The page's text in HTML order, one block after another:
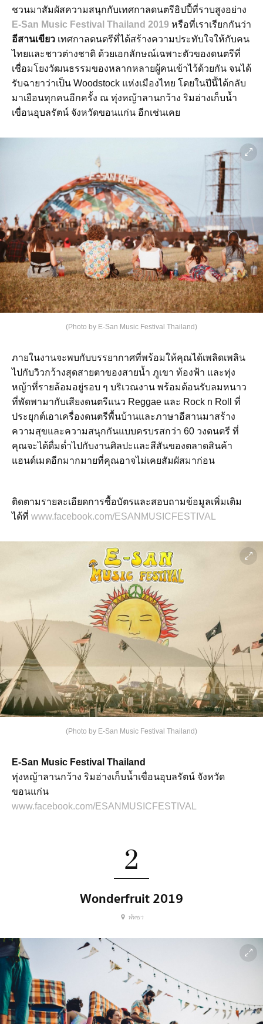
ชวนมาสัมผัสความสนุกกับเทศกาลดนตรีฮิปปี้ที่ราบสูงอย่าง
E-San Music Festival Thailand 2019 หรือที่เราเรียกกันว่า
อีสานเขียว เทศกาลดนตรีที่ได้สร้างความประทับใจให้กับคน
ไทยและชาวต่างชาติ ด้วยเอกลักษณ์เฉพาะตัวของดนตรีที่
เชื่อมโยงวัฒนธรรมของหลากหลายผู้คนเข้าไว้ด้วยกัน จนได้
รับฉายาว่าเป็น Woodstock แห่งเมืองไทย โดยในปีนี้ได้กลับ
มาเยือนทุกคนอีกครั้ง ณ ทุ่งหญ้าลานกว้าง ริมอ่างเก็บน้ำ
เขื่อนอุบลรัตน์ จังหวัดขอนแก่น อีกเช่นเคย
(Photo by E-San Music Festival Thailand)
ภายในงานจะพบกับบรรยากาศที่พร้อมให้คุณได้เพลิดเพลิน
ไปกับวิวกว้างสุดสายตาของสายน้ำ ภูเขา ท้องฟ้า และทุ่ง
หญ้าที่รายล้อมอยู่รอบ ๆ บริเวณงาน พร้อมต้อนรับลมหนาว
ที่พัดพามากับเสียงดนตรีแนว Reggae และ Rock n Roll ที่
ประยุกต์เอาเครื่องดนตรีพื้นบ้านและภาษาอีสานมาสร้าง
ความสุขและความสนุกกันแบบครบรสกว่า 60 วงดนตรี ที่
คุณจะได้ดื่มด่ำไปกับงานศิลปะและสีสันของตลาดสินค้า
แฮนด์เมดอีกมากมายที่คุณอาจไม่เคยสัมผัสมาก่อน
ติดตามรายละเอียดการซื้อบัตรและสอบถามข้อมูลเพิ่มเติม
ได้ที่ www.facebook.com/ESANMUSICFESTIVAL
(Photo by E-San Music Festival Thailand)
E-San Music Festival Thailand
ทุ่งหญ้าลานกว้าง ริมอ่างเก็บน้ำเขื่อนอุบลรัตน์ จังหวัด
ขอนแก่น
www.facebook.com/ESANMUSICFESTIVAL
2
Wonderfruit 2019
พัทยา